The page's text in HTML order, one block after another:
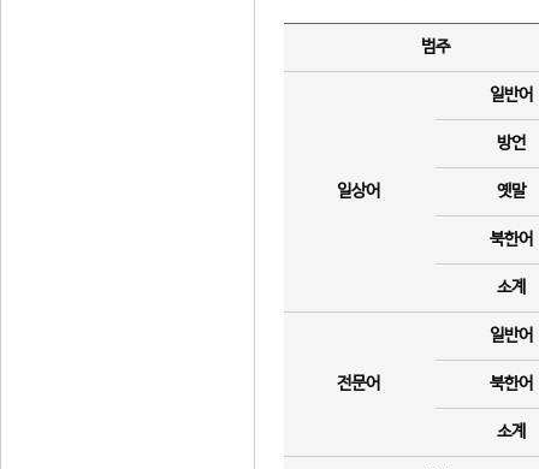
범주
일상어
일반어
방언
옛말
북한어
소계
전문어
일반어
북한어
소계